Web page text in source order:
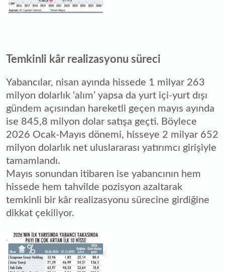
Temkinli kâr realizasyonu süreci
Yabancılar, nisan ayında hissede 1 milyar 263
milyon dolarlık ‘alım’ yapsa da yurt içi-yurt dışı
gündem açısından hareketli geçen mayıs ayında
ise 845,8 milyon dolar satışa geçti. Böylece
2026 Ocak-Mayıs dönemi, hisseye 2 milyar 652
milyon dolarlık net uluslararası yatırımcı girişiyle
tamamlandı.
Mayıs sonundan itibaren ise yabancının hem
hissede hem tahvilde pozisyon azaltarak
temkinli bir kâr realizasyonu sürecine girdiğine
dikkat çekiliyor.